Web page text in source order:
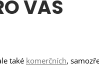
VÁS
také komerčních,